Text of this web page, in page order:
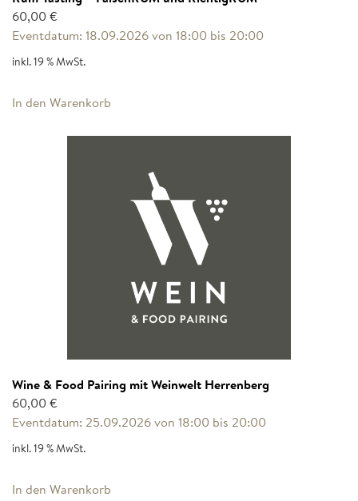
60,00€
Eventdatum: 18.09.2026 von 18:00 bis 20:00
inkl. 19 % MwSt.
In den Warenkorb
Wine & Food Pairing mit Weinwelt Herrenberg
60,00€
Eventdatum: 25.09.2026 von 18:00 bis 20:00
inkl. 19 % MwSt.
In den Warenkorb